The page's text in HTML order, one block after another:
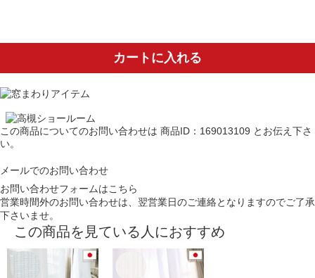
カートに入れる
この商品についてのお問い合わせは 商品ID：169013109 とお伝え下さ
い。
メールでのお問い合わせ
お問い合わせフォームはこちら
営業時間外のお問い合わせは、翌営業日のご連絡となりますのでご了承
下さいませ。
この商品を見ている人におすすめ